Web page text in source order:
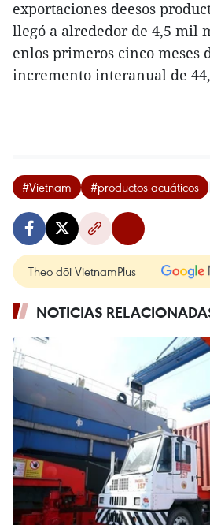
exportaciones deesos
llegó a alrededor de 4,5 mil
enlos primeros cinco meses
incremento interanual de
#Vietnam #productos acuáticos
Theo dõi VietnamPlus
NOTICIAS